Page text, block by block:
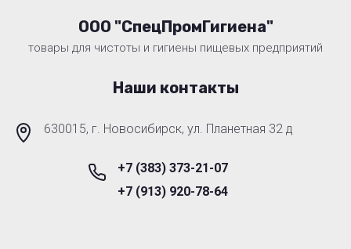
ООО "СпецПромГигиена"
товары для чистоты и гигиены пищевых предприятий
Наши контакты
630015, г. Новосибирск, ул. Планетная 32 д
+7 (383) 373-21-07
+7 (913) 920-78-64